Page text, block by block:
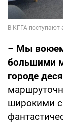
– Мы
большими
городе
широкими